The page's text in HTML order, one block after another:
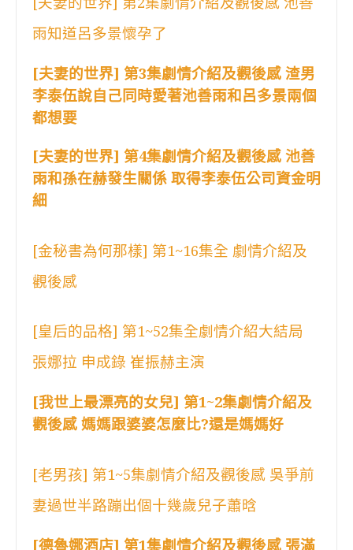
雨知道呂多景懷孕了
[夫妻的世界] 第3集劇情介紹及觀後感 渣男
李泰伍說自己同時愛著池善雨和呂多景兩個
都想要
[夫妻的世界] 第4集劇情介紹及觀後感 池善
雨和孫在赫發生關係 取得李泰伍公司資金明
細
[金秘書為何那樣] 第1~16集全 劇情介紹及
觀後感
[皇后的品格] 第1~52集全劇情介紹大結局
張娜拉 申成錄 崔振赫主演
[我世上最漂亮的女兒] 第1~2集劇情介紹及
觀後感 媽媽跟婆婆怎麼比?還是媽媽好
[老男孩] 第1~5集劇情介紹及觀後感 吳爭前
妻過世半路蹦出個十幾歲兒子蕭晗
[德魯娜酒店] 第1集劇情介紹及觀後感 張滿